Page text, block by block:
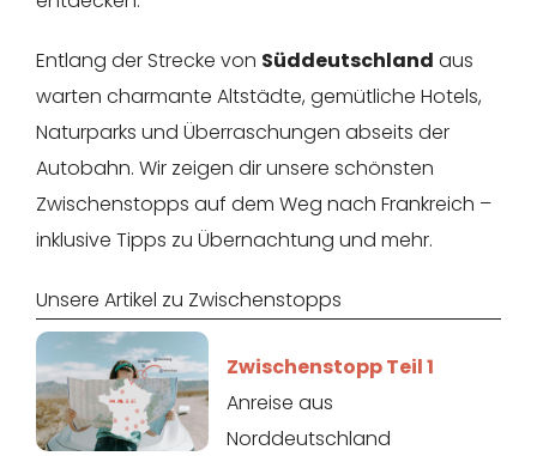
Entlang der Strecke von Süddeutschland aus
warten charmante Altstädte, gemütliche Hotels,
Naturparks und Überraschungen abseits der
Autobahn. Wir zeigen dir unsere schönsten
Zwischenstopps auf dem Weg nach Frankreich –
inklusive Tipps zu Übernachtung und mehr.
Unsere Artikel zu Zwischenstopps
Zwischenstopp Teil 1
Anreise aus
Norddeutschland